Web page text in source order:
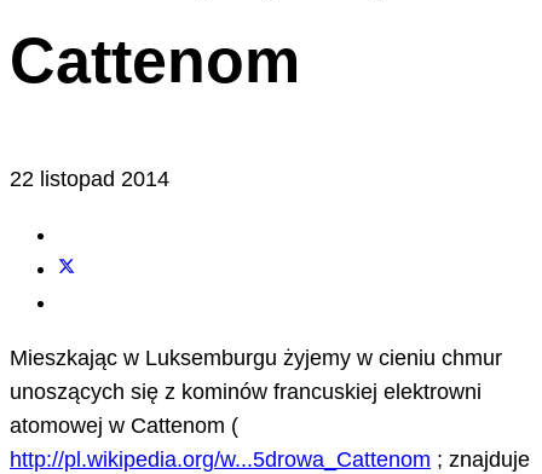
Cattenom
22 listopad 2014
Mieszkając w Luksemburgu żyjemy w cieniu chmur
unoszących się z kominów francuskiej elektrowni
atomowej w Cattenom (
http://pl.wikipedia.org/w...5drowa_Cattenom ; znajduje